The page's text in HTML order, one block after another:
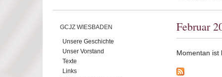
GCJZ WIESBADEN
Unsere Geschichte
Unser Vorstand
Texte
Links
Februar
Momentan ist